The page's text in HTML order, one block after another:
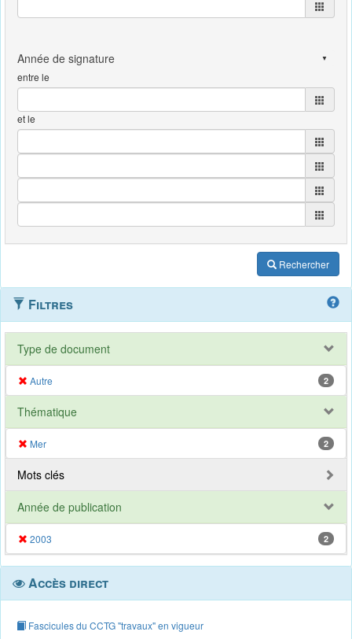
entre le
et le
Rechercher
Filtres
Type de document
Autre 2
Thématique
Mer 2
Mots clés
Année de publication
2003 2
Accès direct
Fascicules du CCTG "travaux" en vigueur